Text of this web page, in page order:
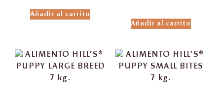
Añadir al carrito
Añadir al carrito